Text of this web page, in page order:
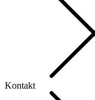
Kontakt